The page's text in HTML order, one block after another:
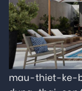
mau-thiet-ke-